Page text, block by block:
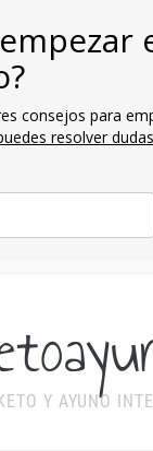
consejos para
resolver
Y AYUNO